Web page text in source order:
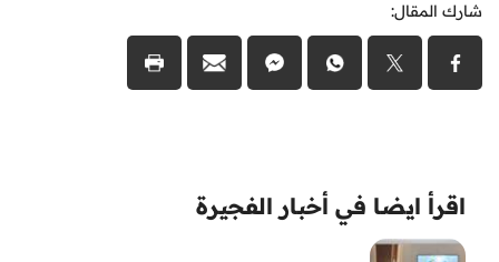
شارك المقال:
اقرأ ايضا في أخبار الفجيرة